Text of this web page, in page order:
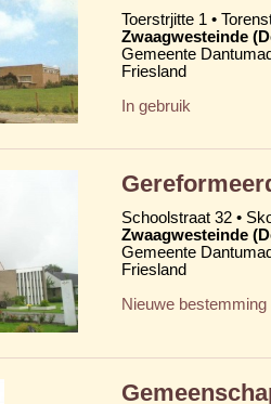
Toerstrjitte 1 •
Zwaagwesteinde
Gemeente
Friesland
In gebruik
Schoolstraat 32 •
Zwaagwesteinde
Gemeente
Friesland
Nieuwe bestemming